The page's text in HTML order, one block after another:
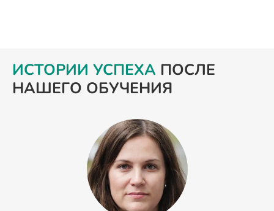
ИСТОРИИ УСПЕХА ПОСЛЕ
НАШЕГО ОБУЧЕНИЯ